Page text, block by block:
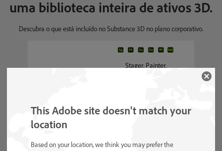
uma biblioteca inteira de ativos 3D.
Descubra o que está incluído no Substance 3D no plano corporativo.
Stager, Painter,
Ativos 3D disponíveis
Materiais, modelos e
This Adobe site doesn't match your
location
Based on your location, we think you may prefer the